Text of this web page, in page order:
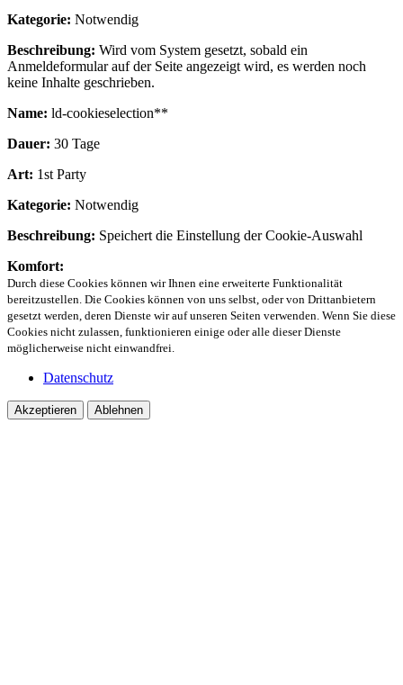
Kategorie: Notwendig
Beschreibung: Wird vom System gesetzt, sobald ein
Anmeldeformular auf der Seite angezeigt wird, es werden noch
keine Inhalte geschrieben.
Name: ld-cookieselection**
Dauer: 30 Tage
Art: 1st Party
Kategorie: Notwendig
Beschreibung: Speichert die Einstellung der Cookie-Auswahl
Komfort:
Durch diese Cookies können wir Ihnen eine erweiterte Funktionalität
bereitzustellen. Die Cookies können von uns selbst, oder von Drittanbietern
gesetzt werden, deren Dienste wir auf unseren Seiten verwenden. Wenn Sie diese
Cookies nicht zulassen, funktionieren einige oder alle dieser Dienste
möglicherweise nicht einwandfrei.
Datenschutz
Akzeptieren Ablehnen